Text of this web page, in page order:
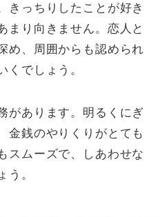
きっちりしたことが好き
まり向きません。恋人と
め、周囲からも認められ
くでしょう。
があります。明るくにぎ
金銭のやりくりがとても
スムーズで、しあわせな
う。